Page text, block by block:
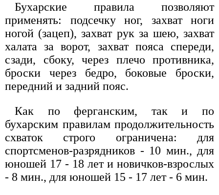
Бухарские правила позволяют
применять: подсечку ног, захват ноги
ногой (зацеп), захват рук за шею, захват
халата за ворот, захват пояса спереди,
сзади, сбоку, через плечо противника,
броски через бедро, боковые броски,
передний и задний пояс.
Как по ферганским, так и по
бухарским правилам продолжительность
схваток строго ограничена: для
спортсменов-разрядников - 10 мин., для
юношей 17 - 18 лет и новичков-взрослых
- 8 мин., для юношей 15 - 17 лет - 6 мин.